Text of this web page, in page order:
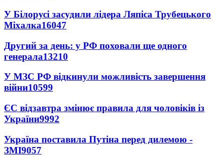
У Білорусі засудили лідера Ляпіса Трубецького
Міхалка16047
Другий за день: у РФ поховали ще одного
генерала13210
У МЗС РФ відкинули можливість завершення
війни10599
ЄС відзавтра змінює правила для чоловіків із
України9992
Україна поставила Путіна перед дилемою -
ЗМІ9057